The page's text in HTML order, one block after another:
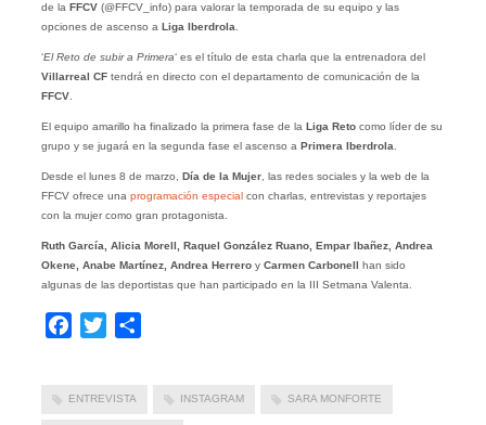
de la FFCV(@FFCV_info) para valorar la temporada de su equipo y las
opciones de ascenso a Liga Iberdrola.
‘El Reto de subir a Primera‘ es el título de esta charla que la entrenadora del
Villarreal CFtendrá en directo con el departamento de comunicación de la
FFCV.
El equipo amarillo ha finalizado la primera fase de la Liga Reto como líder de su
grupo y se jugará en la segunda fase el ascenso a Primera Iberdrola.
Desde el lunes 8 de marzo, Día de la Mujer, las redes sociales y la web de la
FFCV ofrece una programación especial con charlas, entrevistas y reportajes
con la mujer como gran protagonista.
Ruth García, Alicia Morell, Raquel González Ruano, Empar Ibañez, Andrea
Okene, Anabe Martínez, Andrea Herreroy Carmen Carbonell han sido
algunas de las deportistas que han participado en la III Setmana Valenta.
Facebook
Twitter
ENTREVISTA INSTAGRAM SARA MONFORTE